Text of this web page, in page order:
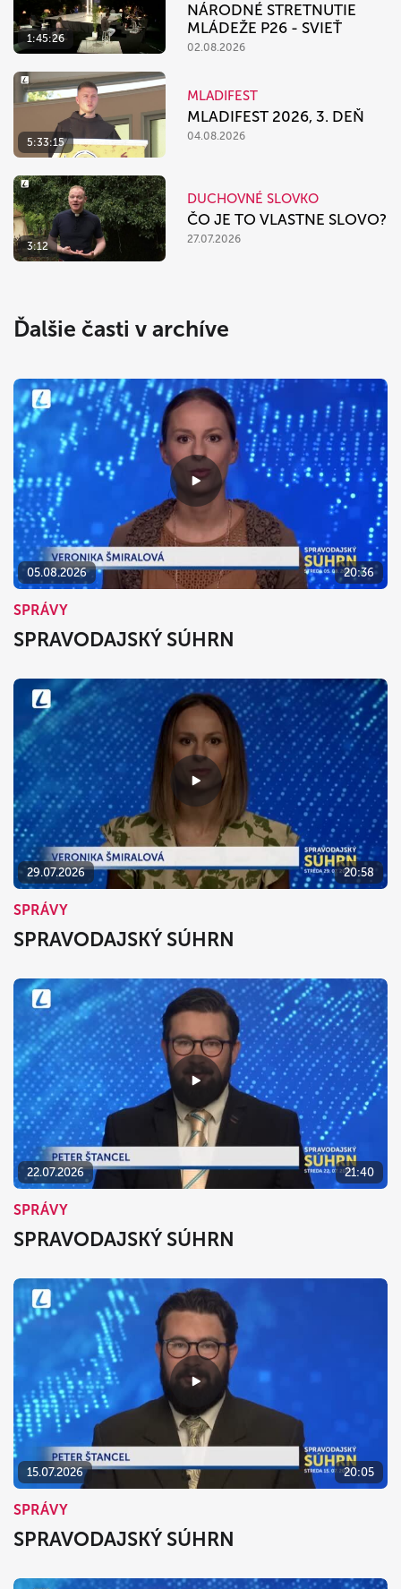
1:45:26
NÁRODNÉ STRETNUTIE
MLÁDEŽE P26 - SVIEŤ
02.08.2026
5:33:15
MLADIFEST
MLADIFEST 2026, 3. DEŇ
04.08.2026
3:12
DUCHOVNÉ SLOVKO
ČO JE TO VLASTNE SLOVO?
27.07.2026
Ďalšie časti v archíve
05.08.2026 20:36
SPRÁVY
SPRAVODAJSKÝ SÚHRN
29.07.2026 20:58
SPRÁVY
SPRAVODAJSKÝ SÚHRN
22.07.2026 21:40
SPRÁVY
SPRAVODAJSKÝ SÚHRN
15.07.2026 20:05
SPRÁVY
SPRAVODAJSKÝ SÚHRN